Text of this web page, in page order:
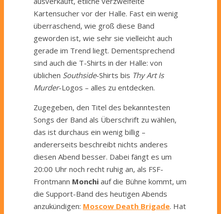
Kartensucher vor der Halle. Fast ein wenig
überraschend, wie groß diese Band
geworden ist, wie sehr sie vielleicht auch
gerade im Trend liegt. Dementsprechend
sind auch die T-Shirts in der Halle: von
üblichen Southside-Shirts bis Thy Art Is
Murder-Logos – alles zu entdecken.
Zugegeben, den Titel des bekanntesten
Songs der Band als Überschrift zu wählen,
das ist durchaus ein wenig billig –
andererseits beschreibt nichts anderes
diesen Abend besser. Dabei fängt es um
20:00 Uhr noch recht ruhig an, als FSF-
Frontmann Monchi auf die Bühne kommt, um
die Support-Band des heutigen Abends
anzukündigen: Moscow Death Brigade. Hat